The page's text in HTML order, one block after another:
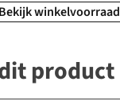
Bekijk winkelvoorraad
product